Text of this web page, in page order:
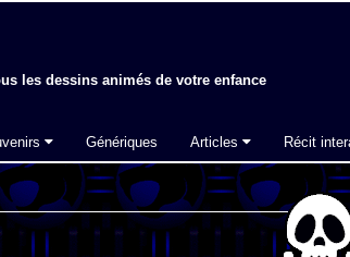
les dessins animés de votre enfance
Génériques Articles Récit